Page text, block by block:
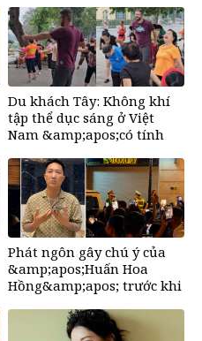
Du khách Tây: Không khí
tập thể dục sáng ở Việt
Nam &amp;apos;có tính
cao&amp;apos;
Phát ngôn gây chú ý của
&amp;apos;Huấn Hoa
Hồng&amp;apos; trước khi